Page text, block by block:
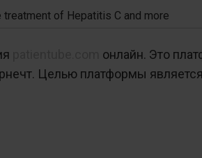
of Hepatitis C and more
онлайн. Это
Целью платформы